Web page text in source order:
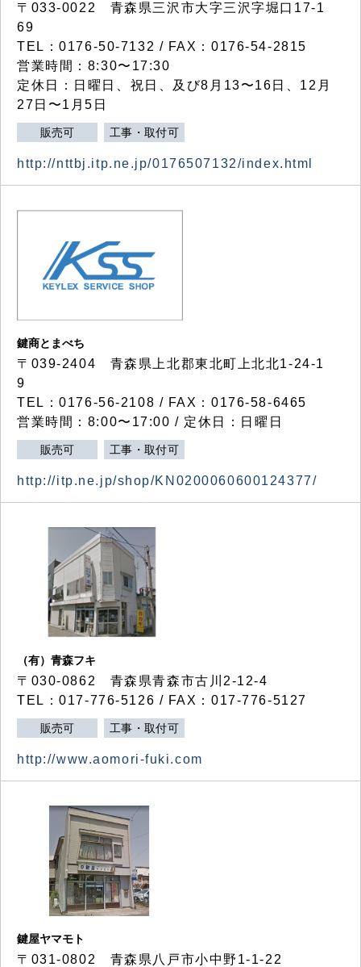
〒033-0022 青森県三沢市大字三沢字堀口17-1
69
TEL：0176-50-7132 / FAX：0176-54-2815
営業時間：8:30〜17:30
定休日：日曜日、祝日、及び8月13〜16日、12月
27日〜1月5日
販売可 工事・取付可
http://nttbj.itp.ne.jp/0176507132/index.html
鍵商とまべち
〒039-2404 青森県上北郡東北町上北北1-24-1
9
TEL：0176-56-2108 / FAX：0176-58-6465
営業時間：8:00〜17:00 / 定休日：日曜日
販売可 工事・取付可
http://itp.ne.jp/shop/KN0200060600124377/
（有）青森フキ
〒030-0862 青森県青森市古川2-12-4
TEL：017-776-5126 / FAX：017-776-5127
販売可 工事・取付可
http://www.aomori-fuki.com
鍵屋ヤマモト
〒031-0802 青森県八戸市小中野1-1-22